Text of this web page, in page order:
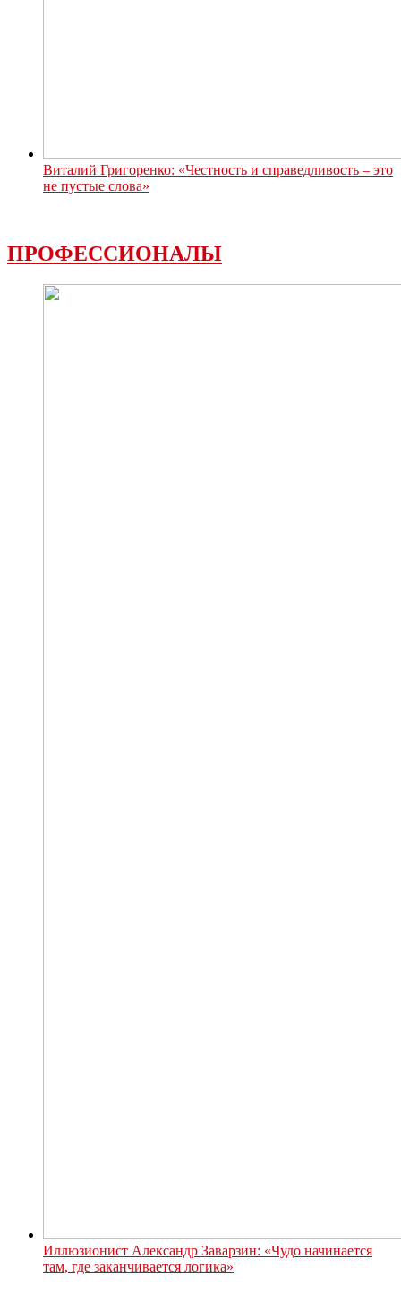
Виталий Григоренко: «Честность и справедливость – это
не пустые слова»
ПРОФЕССИОНАЛЫ
Иллюзионист Александр Заварзин: «Чудо начинается
там, где заканчивается логика»